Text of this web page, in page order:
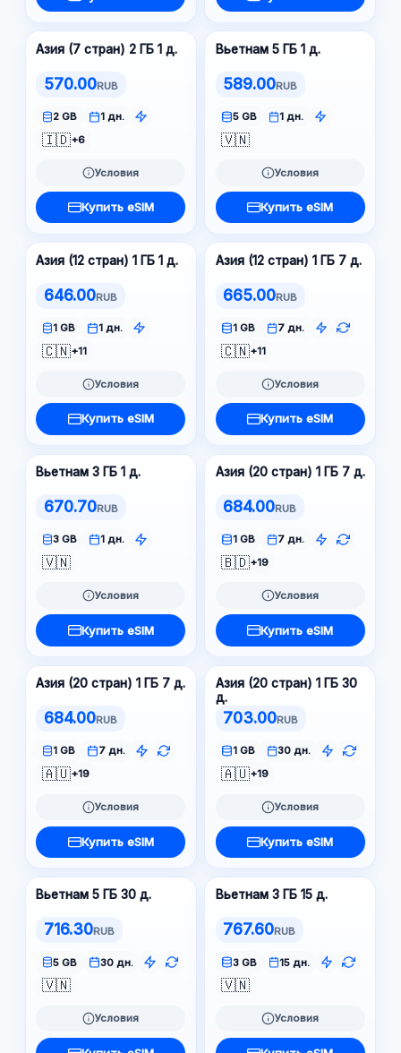
Азия (7 стран) 2 ГБ 1 д.
570.00RUB
2 GB 1 дн.
🇮🇩+6
Условия
Купить eSIM
Вьетнам 5 ГБ 1 д.
589.00RUB
5 GB 1 дн.
🇻🇳
Условия
Купить eSIM
Азия (12 стран) 1 ГБ 1 д.
646.00RUB
1 GB 1 дн.
🇨🇳+11
Условия
Купить eSIM
Азия (12 стран) 1 ГБ 7 д.
665.00RUB
1 GB 7 дн.
🇨🇳+11
Условия
Купить eSIM
Вьетнам 3 ГБ 1 д.
670.70RUB
3 GB 1 дн.
🇻🇳
Условия
Купить eSIM
Азия (20 стран) 1 ГБ 7 д.
684.00RUB
1 GB 7 дн.
🇧🇩+19
Условия
Купить eSIM
Азия (20 стран) 1 ГБ 7 д.
684.00RUB
1 GB 7 дн.
🇦🇺+19
Условия
Купить eSIM
Азия (20 стран) 1 ГБ 30
д.
703.00RUB
1 GB 30 дн.
🇦🇺+19
Условия
Купить eSIM
Вьетнам 5 ГБ 30 д.
716.30RUB
5 GB 30 дн.
🇻🇳
Условия
Вьетнам 3 ГБ 15 д.
767.60RUB
3 GB 15 дн.
🇻🇳
Условия